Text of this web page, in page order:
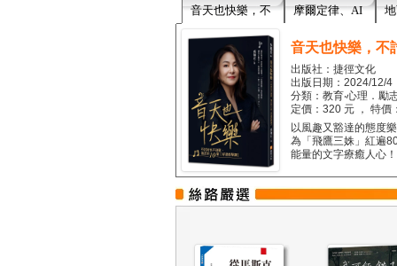
音天也快樂，不 摩爾定律、AI
音天也快樂，不
出版社：捷徑文化
出版日期：2024/12/4
分類：教育‧心理．勵
定價：320 元 ， 特價
以風趣又豁達的態度
為「飛鷹三姝」紅遍
能量的文字療癒人心